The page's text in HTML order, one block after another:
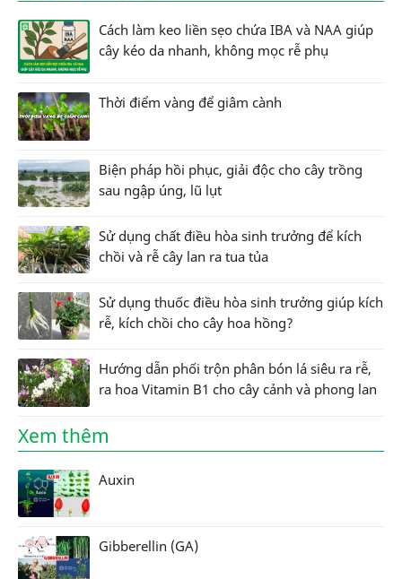
Cách làm keo liền sẹo chứa IBA và NAA giúp
cây kéo da nhanh, không mọc rễ phụ
Thời điểm vàng để giâm cành
Biện pháp hồi phục, giải độc cho cây trồng
sau ngập úng, lũ lụt
Sử dụng chất điều hòa sinh trưởng để kích
chồi và rễ cây lan ra tua tủa
Sử dụng thuốc điều hòa sinh trưởng giúp kích
rễ, kích chồi cho cây hoa hồng?
Hướng dẫn phối trộn phân bón lá siêu ra rễ,
ra hoa Vitamin B1 cho cây cảnh và phong lan
Xem thêm
Auxin
Gibberellin (GA)